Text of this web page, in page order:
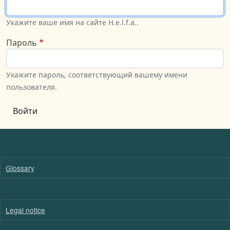
Укажите ваше имя на сайте H.e.l.f.a..
Пароль
Укажите пароль, соответствующий вашему имени
пользователя.
Войти
Glossary
Legal notice